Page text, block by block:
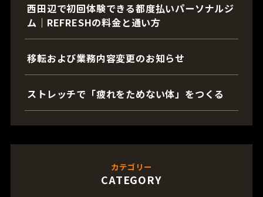
西田辺で初回体験できる都度払いパーソナルジ
ム｜REFRESHの料金と通い方
移転および業務内容変更のお知らせ
ストレッチで「疲れをためない体」をつくる
カテゴリー
CATEGORY